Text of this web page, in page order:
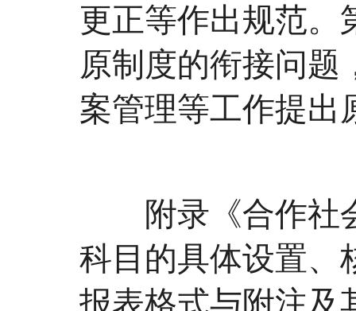
更正等作出规范。
原制度的衔接问题
案管理等工作提
附录《合作社会
科目的具体设置、
报表格式与附注